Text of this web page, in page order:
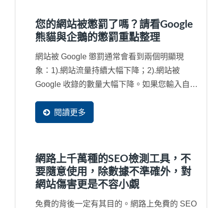
您的網站被懲罰了嗎？請看Google
熊貓與企鵝的懲罰重點整理
網站被 Google 懲罰通常會看到兩個明顯現
象：1).網站流量持續大幅下降；2).網站被
Google 收錄的數量大幅下降。如果您輸入自己
站已經被列入黑名單了，從此不會再被找到
了，也就是說將近有90%潛在買主不會再發現
閱讀更多
網路上千萬種的SEO檢測工具，不
要隨意使用，除數據不準確外，對
網站傷害更是不容小覷
免費的背後一定有其目的。網路上免費的 SEO